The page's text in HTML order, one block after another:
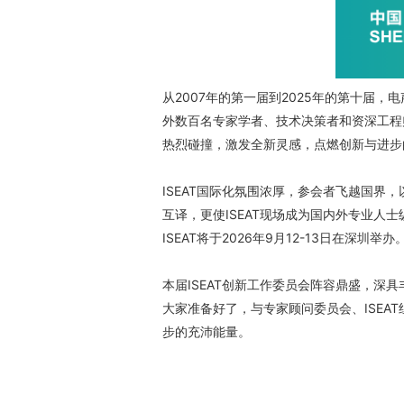
从2007年的第一届到2025年的第十届，
外数百名专家学者、技术决策者和资深工
热烈碰撞，激发全新灵感，点燃创新与进
ISEAT国际化氛围浓厚，参会者飞越国界
互译，更使ISEAT现场成为国内外专业人
ISEAT将于2026年9月12-13日在深圳举办
本届ISEAT创新工作委员会阵容鼎盛，深
大家准备好了，与专家顾问委员会、
步的充沛能量。